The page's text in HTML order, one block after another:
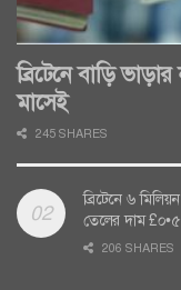
ব্রিটেনে বাড়ি
মাসেই
245 SHARES
ব্রিটেনে ৬
তেলের দাম £০•৫
206 SHARES